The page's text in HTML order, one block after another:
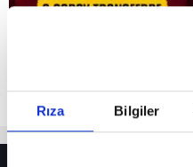
Rıza Bilgiler